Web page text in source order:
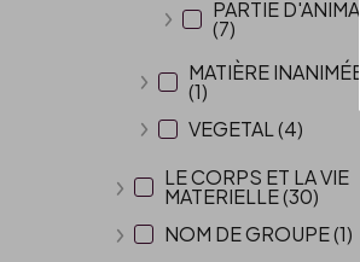
Afficher plus
PARTIE D'ANIMAL
(7)
Afficher plus
MATIÈRE INANIMÉE
(1)
Afficher plus
VEGETAL (4)
Afficher plus
LE CORPS ET LA VIE
MATERIELLE (30)
Afficher plus
NOM DE GROUPE (1)